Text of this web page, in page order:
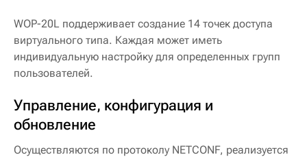
WOP-20L поддерживает создание 14 точек доступа
виртуального типа. Каждая может иметь
индивидуальную настройку для определенных групп
пользователей.
Управление, конфигурация и
обновление
Осуществляются по протоколу NETCONF, реализуется